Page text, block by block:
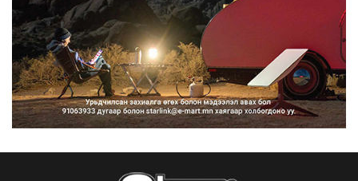
Нийтийн тээврийн Ч:19А чиглэлийн
замналд түр хугац...
2026/08/07